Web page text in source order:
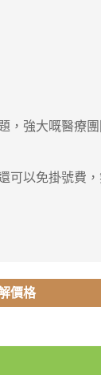
，強大嘅醫療
以免掛號費
價格